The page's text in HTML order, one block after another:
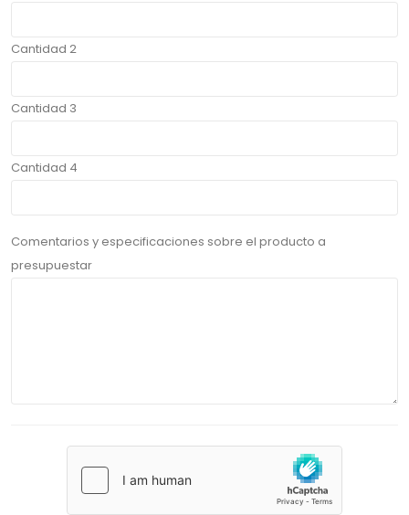
Cantidad 2
Cantidad 3
Cantidad 4
Comentarios y especificaciones sobre el producto a
presupuestar